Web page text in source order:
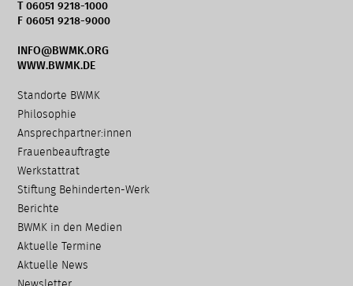
T 06051 9218-1000
F 06051 9218-9000
INFO@BWMK.ORG
WWW.BWMK.DE
Navigation
überspringen
Standorte BWMK
Philosophie
Ansprechpartner:innen
Frauenbeauftragte
Werkstattrat
Stiftung Behinderten-Werk
Berichte
BWMK in den Medien
Aktuelle Termine
Aktuelle News